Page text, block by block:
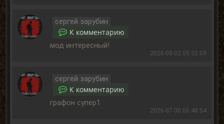
сергей зарубин
К комментарию
мод интересный!
2026-08-02 05:32:09
сергей зарубин
К комментарию
графон супер1
2026-07-30 06:48:54